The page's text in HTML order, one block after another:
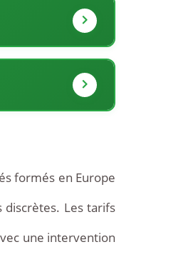
formés en Europe
discrètes. Les tarifs
une intervention